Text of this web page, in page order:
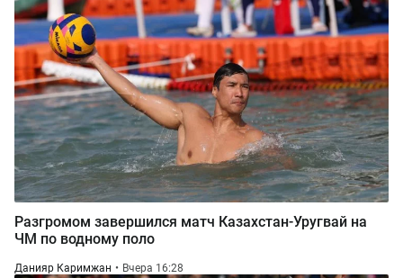
Разгромом завершился матч Казахстан-Уругвай на
ЧМ по водному поло
Данияр Каримжан Вчера 16:28